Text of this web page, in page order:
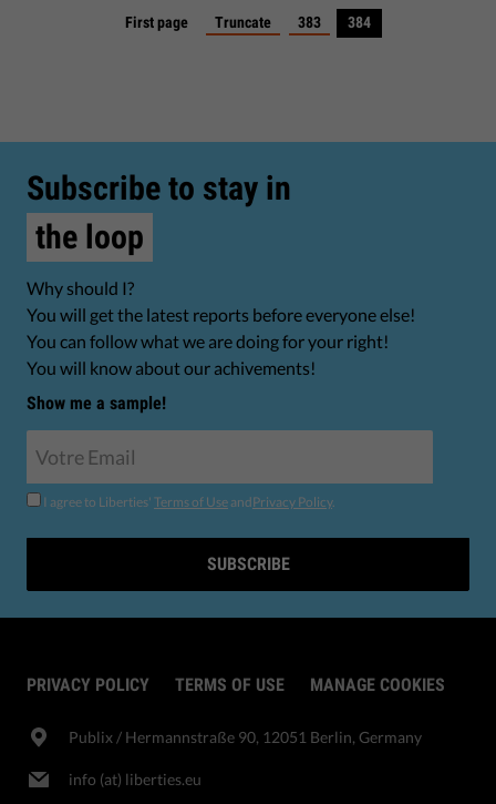
First page Truncate 383 384
Subscribe to stay in
the loop
Why should I?
You will get the latest reports before everyone else!
You can follow what we are doing for your right!
You will know about our achivements!
Show me a sample!
I agree to Liberties' Terms of Use andPrivacy Policy.
SUBSCRIBE
PRIVACY POLICY TERMS OF USE MANAGE COOKIES
Publix​ / Hermannstraße 90, 12051 Berlin, Germany
info (at) liberties.eu